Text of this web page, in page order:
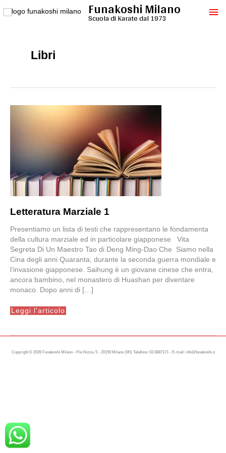
al
Funakoshi Milano
Scuola di Karate dal 1973
Libri
Letteratura Marziale 1
Presentiamo un lista di testi che rappresentano le fondamenta
della cultura marziale ed in particolare giapponese Vita
Segreta Di Un Maestro Tao di Deng Ming-Dao Che Siamo nella
Cina degli anni Quaranta, durante la seconda guerra mondiale e
l’invasione giapponese. Saihung è un giovane cinese che entra,
ancora bambino, nel monastero di Huashan per diventare
monaco. Dopo anni di […]
Letteratura
Marziale
Leggi l'articolo
Copyright © 2026 Funakoshi Milano - P.le Nizza, 5 - 20159 Milano (MI) Telefono: 02.6887171 - E-mail: info@funakoshi.it